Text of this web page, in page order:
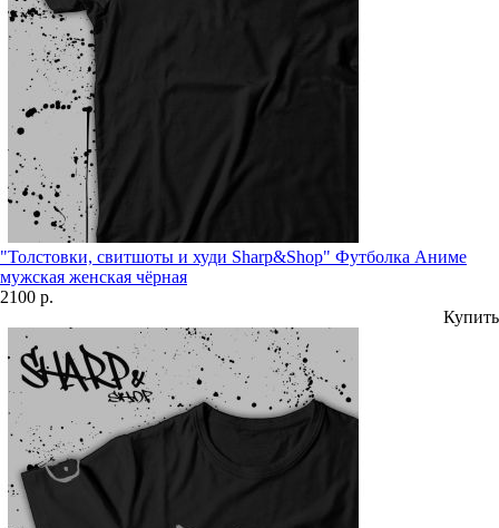
"Толстовки, свитшоты и худи Sharp&Shop" Футболка Аниме
мужская женская чёрная
2100 р.
Купить